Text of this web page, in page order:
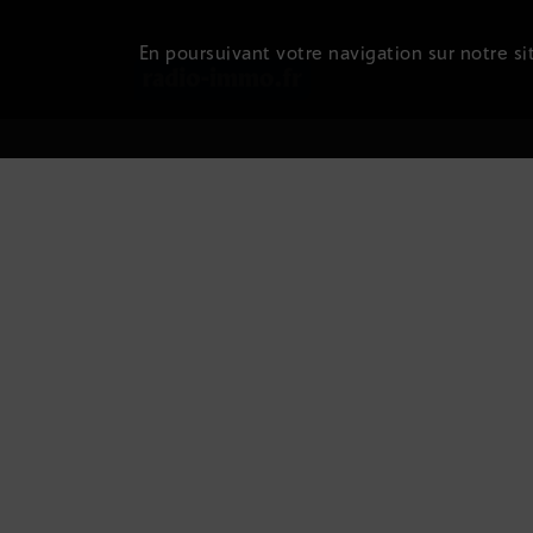
En poursuivant votre navigation sur notre